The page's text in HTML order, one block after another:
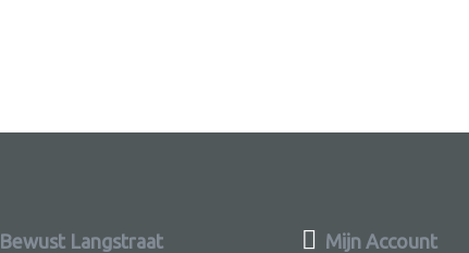
Bewust Langstraat Mijn Account